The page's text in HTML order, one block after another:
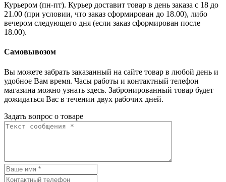
Курьером (пн-пт). Курьер доставит товар в день заказа с 18 до
21.00 (при условии, что заказ сформирован до 18.00), либо
вечером следующего дня (если заказ сформирован после
18.00).
Самовывозом
Вы можете забрать заказанный на сайте товар в любой день и
удобное Вам время. Часы работы и контактный телефон
магазина можно узнать здесь. Забронированный товар будет
дожидаться Вас в течении двух рабочих дней.
Задать вопрос о товаре